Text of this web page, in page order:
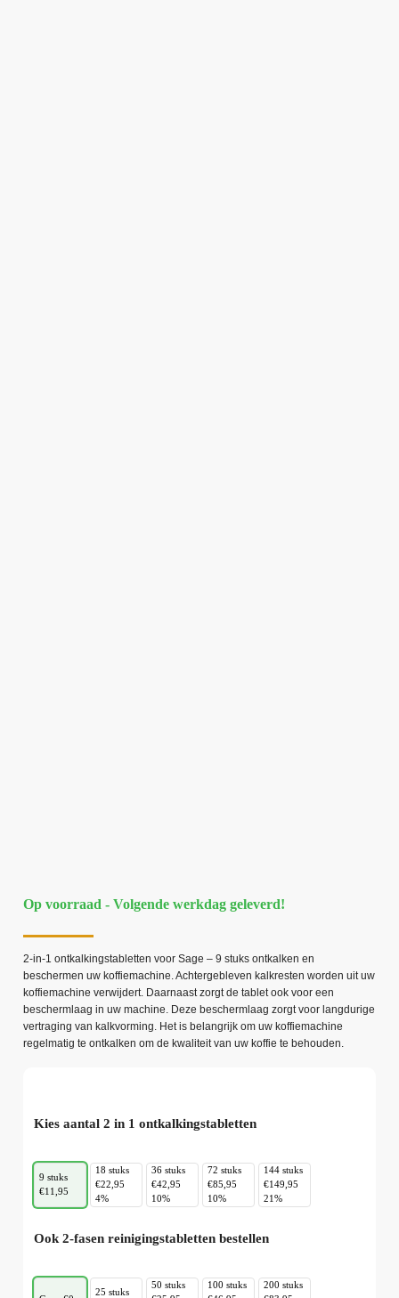
Op voorraad - Volgende werkdag geleverd!
2-in-1 ontkalkingstabletten voor Sage – 9 stuks ontkalken en
beschermen uw koffiemachine. Achtergebleven kalkresten worden uit uw
koffiemachine verwijdert. Daarnaast zorgt de tablet ook voor een
beschermlaag in uw machine. Deze beschermlaag zorgt voor langdurige
vertraging van kalkvorming. Het is belangrijk om uw koffiemachine
regelmatig te ontkalken om de kwaliteit van uw koffie te behouden.
Kies aantal 2 in 1 ontkalkingstabletten
9 stuks
€11,95
18 stuks
€22,95
4%
36 stuks
€42,95
10%
72 stuks
€85,95
10%
144 stuks
€149,95
21%
Ook 2-fasen reinigingstabletten bestellen
25 stuks
50 stuks
100 stuks
200 stuks